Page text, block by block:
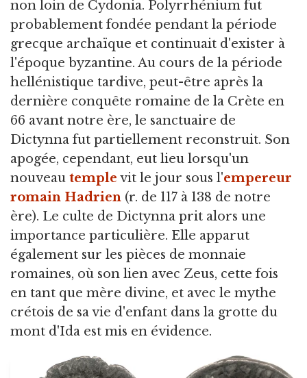
non loin de Cydonia. Polyrrhénium fut
probablement fondée pendant la période
grecque archaïque et continuait d'exister à
l'époque byzantine. Au cours de la période
hellénistique tardive, peut-être après la
dernière conquête romaine de la Crète en
66 avant notre ère, le sanctuaire de
Dictynna fut partiellement reconstruit. Son
apogée, cependant, eut lieu lorsqu'un
nouveau temple vit le jour sous l'empereur
romain Hadrien (r. de 117 à 138 de notre
ère). Le culte de Dictynna prit alors une
importance particulière. Elle apparut
également sur les pièces de monnaie
romaines, où son lien avec Zeus, cette fois
en tant que mère divine, et avec le mythe
crétois de sa vie d'enfant dans la grotte du
mont d'Ida est mis en évidence.